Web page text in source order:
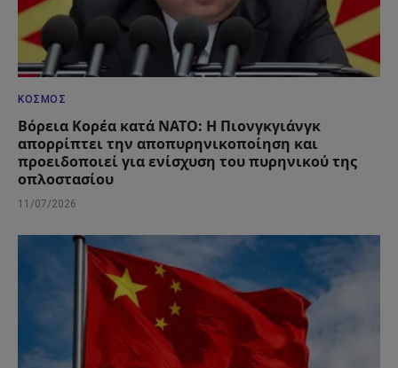
ΚΌΣΜΟΣ
Βόρεια Κορέα κατά ΝΑΤΟ: Η Πιονγκγιάνγκ
απορρίπτει την αποπυρηνικοποίηση και
προειδοποιεί για ενίσχυση του πυρηνικού της
οπλοστασίου
11/07/2026